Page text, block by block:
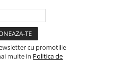
cu promotiile
multe in Politica de